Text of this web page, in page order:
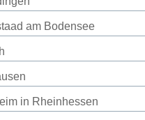
am Bodensee
in Rheinhessen